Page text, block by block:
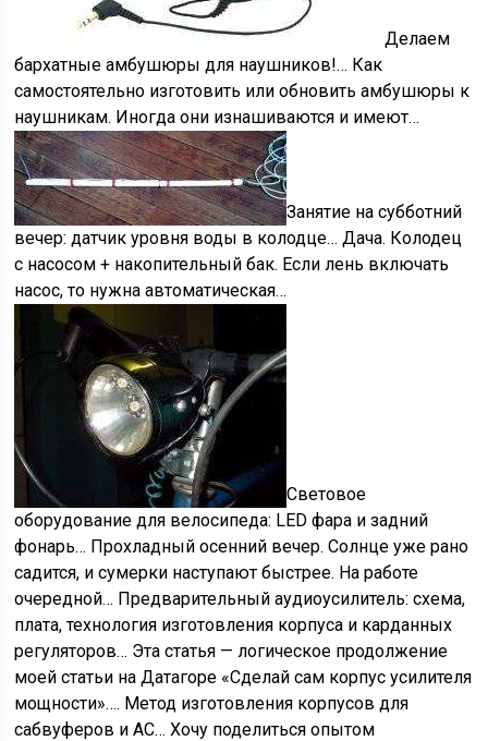
Делаем
бархатные амбушюры для наушников!… Как
самостоятельно изготовить или обновить амбушюры к
наушникам. Иногда они изнашиваются и имеют…
Занятие на субботний
вечер: датчик уровня воды в колодце… Дача. Колодец
c насосом + накопительный бак. Если лень включать
насос, то нужна автоматическая…
Световое
оборудование для велосипеда: LED фара и задний
фонарь… Прохладный осенний вечер. Солнце уже рано
садится, и сумерки наступают быстрее. На работе
очередной… Предварительный аудиоусилитель: схема,
плата, технология изготовления корпуса и карданных
регуляторов… Эта статья — логическое продолжение
моей статьи на Датагоре «Сделай сам корпус усилителя
мощности»…. Метод изготовления корпусов для
сабвуферов и АС… Хочу поделиться опытом